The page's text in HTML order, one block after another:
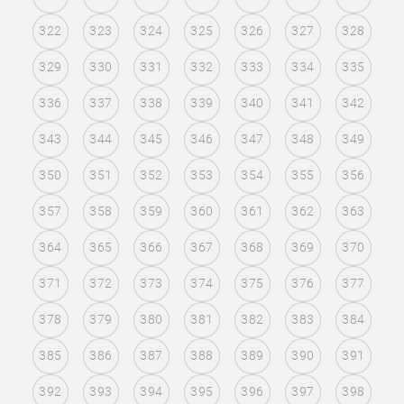
322 323 324 325 326 327 328
329 330 331 332 333 334 335
336 337 338 339 340 341 342
343 344 345 346 347 348 349
350 351 352 353 354 355 356
357 358 359 360 361 362 363
364 365 366 367 368 369 370
371 372 373 374 375 376 377
378 379 380 381 382 383 384
385 386 387 388 389 390 391
392 393 394 395 396 397 398